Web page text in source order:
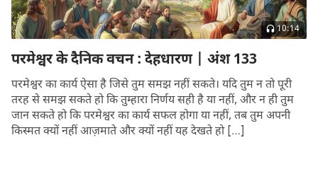
10:14
परमेश्वर के दैनिक वचन : देहधारण | अंश 133
परमेश्वर का कार्य ऐसा है जिसे तुम समझ नहीं सकते। यदि तुम न तो पूरी
तरह से समझ सकते हो कि तुम्हारा निर्णय सही है या नहीं, और न ही तुम
जान सकते हो कि परमेश्वर का कार्य सफल होगा या नहीं, तब तुम अपनी
किस्मत क्यों नहीं आज़माते और क्यों नहीं यह देखते हो […]